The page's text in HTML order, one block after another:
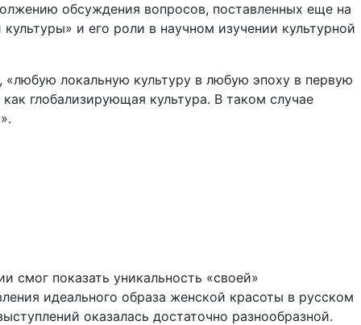
обсуждения вопросов, поставленных еще на
и его роли в научном изучении культурной
локальную культуру в любую эпоху в первую
глобализирующая культура. В таком случае
показать уникальность «своей»
идеального образа женской красоты в русском
оказалась достаточно разнообразной.